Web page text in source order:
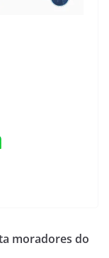
moradores do